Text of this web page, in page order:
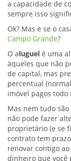
a capacidade de
sempre isso
Ok? Mas e se o
Campo Grande?
O aluguel é uma
àqueles que não
de capital, mas
percentual
imóvel pagos
Mas nem tudo
não pode fazer
proprietário (e se
contrato tem
renovar contigo
dinheiro que você